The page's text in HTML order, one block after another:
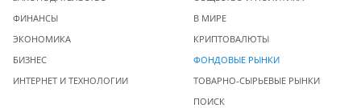
ФИНАНСЫ
ЭКОНОМИКА
БИЗНЕС
ИНТЕРНЕТ И ТЕХНОЛОГИИ
В МИРЕ
КРИПТОВАЛЮТЫ
ФОНДОВЫЕ РЫНКИ
ТОВАРНО-СЫРЬЕВЫЕ РЫНКИ
ПОИСК